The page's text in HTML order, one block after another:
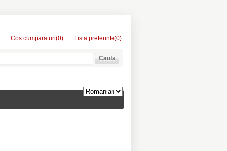
Cos cumparaturi(0) Lista preferinte(0)